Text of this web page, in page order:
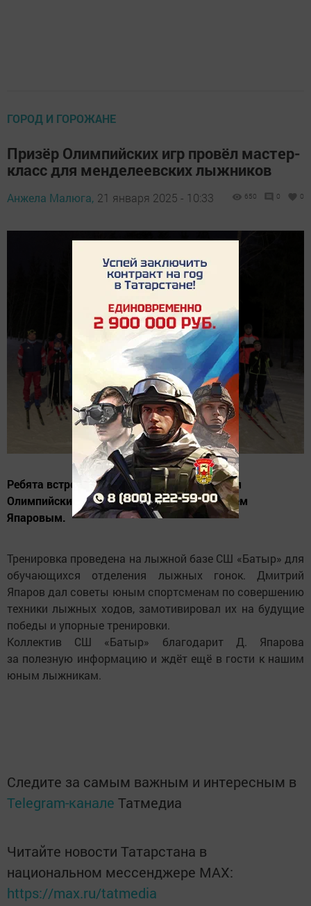
ГОРОД И ГОРОЖАНЕ
Призёр Олимпийских игр провёл мастер-
класс для менделеевских лыжников
Анжела Малюга, 21 января 2025 - 10:33 650 0 0
Ребята встретились с серебряным призёром
Олимпийских игр 2014 года в Сочи Дмитрием
Япаровым.
Тренировка проведена на лыжной базе СШ «Батыр» для
обучающихся отделения лыжных гонок. Дмитрий
Япаров дал советы юным спортсменам по совершению
техники лыжных ходов, замотивировал их на будущие
победы и упорные тренировки.
Коллектив СШ «Батыр» благодарит Д. Япарова
за полезную информацию и ждёт ещё в гости к нашим
юным лыжникам.
Следите за самым важным и интересным в
Telegram-канале Татмедиа
Читайте новости Татарстана в
национальном мессенджере MАХ:
https://max.ru/tatmedia